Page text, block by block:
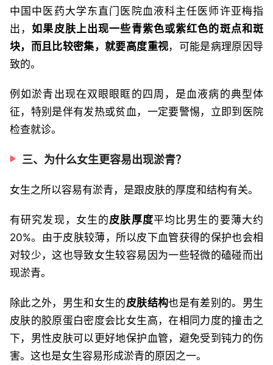
中国中医药大学东直门医院血液科主任医师许亚梅指
出，如果皮肤上出现一些青紫色或紫红色的斑点和斑
块，而且比较密集，就要高度重视，可能是病理原因导
致的。
例如淤青出现在双眼眼眶的四周，是血液病的典型体
征，特别是伴有发热或贫血，一定要警惕，立即到医院
检查就诊。
三、为什么女生更容易出现淤青？
女生之所以容易有淤青，是跟皮肤的厚度和结构有关。
有研究发现，女生的皮肤厚度平均比男生的要薄大约
20%。由于皮肤较薄，所以皮下血管获得的保护也会相
对较少，这也导致女生较容易因为一些轻微的磕碰而出
现淤青。
除此之外，男生和女生的皮肤结构也是有差别的。男生
皮肤的胶原蛋白密度会比女生高，在相同力度的撞击之
下，男性皮肤可以更好地保护血管，避免受到钝力的伤
害。这也是女生容易形成淤青的原因之一。